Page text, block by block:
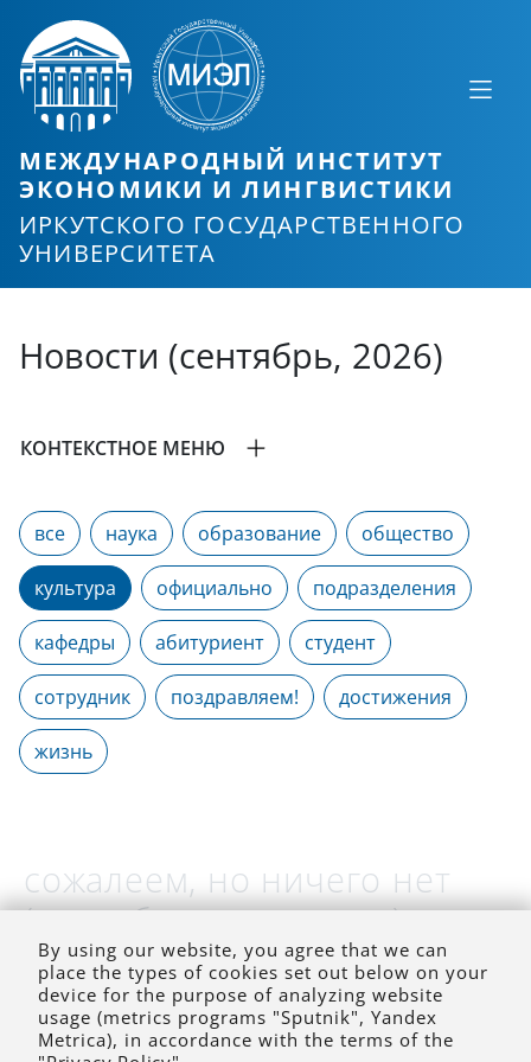
МЕЖДУНАРОДНЫЙ ИНСТИТУТ
ЭКОНОМИКИ И ЛИНГВИСТИКИ
ИРКУТСКОГО ГОСУДАРСТВЕННОГО
УНИВЕРСИТЕТА
Новости (сентябрь, 2026)
КОНТЕКСТНОЕ МЕНЮ
все наука образование общество
культура официально подразделения
кафедры абитуриент студент
сотрудник поздравляем! достижения
жизнь
сожалеем, но ничего нет
(на выбранное время)
By using our website, you agree that we can
place the types of cookies set out below on your
device for the purpose of analyzing website
usage (metrics programs "Sputnik", Yandex
Metrica), in accordance with the terms of the